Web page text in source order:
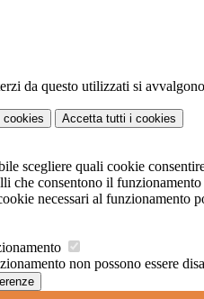
da questo utilizzati si
cookies Accetta tutti i cookies
scegliere quali cookie
che consentono il
necessari al funzionamento
non possono essere